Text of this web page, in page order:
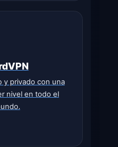
y privado con una
nivel en todo el